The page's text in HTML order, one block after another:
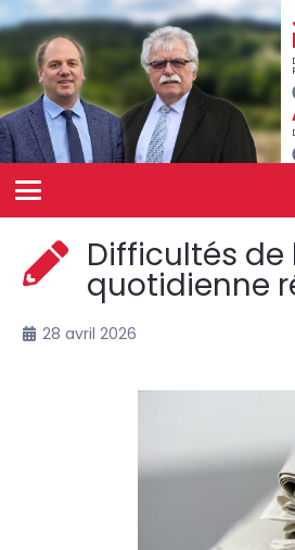
Difficultés de
quotidienne
28 avril 2026